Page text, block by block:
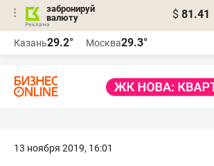
забронируй
валюту
$ 81.41
Казань29.2° Москва29.3°
13 ноября 2019, 16:01